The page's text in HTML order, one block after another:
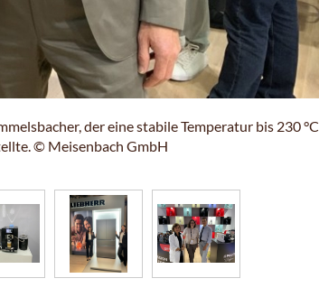
der eine stabile Temperatur bis 230 °C
© Meisenbach GmbH